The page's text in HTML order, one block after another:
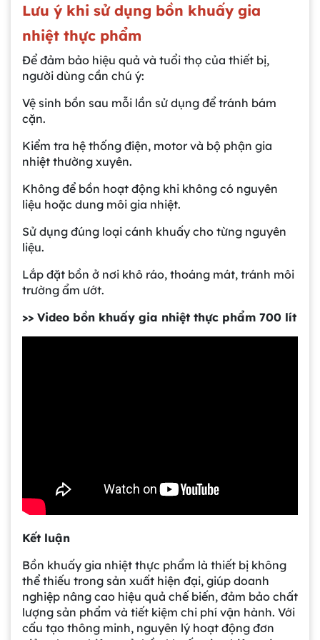
Lưu ý khi sử dụng bồn khuấy gia
nhiệt thực phẩm
Để đảm bảo hiệu quả và tuổi thọ của thiết bị,
người dùng cần chú ý:
Vệ sinh bồn sau mỗi lần sử dụng để tránh bám
cặn.
Kiểm tra hệ thống điện, motor và bộ phận gia
nhiệt thường xuyên.
Không để bồn hoạt động khi không có nguyên
liệu hoặc dung môi gia nhiệt.
Sử dụng đúng loại cánh khuấy cho từng nguyên
liệu.
Lắp đặt bồn ở nơi khô ráo, thoáng mát, tránh môi
trường ẩm ướt.
>> Video bồn khuấy gia nhiệt thực phẩm 700 lít
Kết luận
Bồn khuấy gia nhiệt thực phẩm là thiết bị không
thể thiếu trong sản xuất hiện đại, giúp doanh
nghiệp nâng cao hiệu quả chế biến, đảm bảo chất
lượng sản phẩm và tiết kiệm chi phí vận hành. Với
cấu tạo thông minh, nguyên lý hoạt động đơn
tại công ty Á Âu
Bồn Khuấy Phụ Gia Sơn - Giải Pháp Tối Ưu
Cho Ngành Sơn Phủ